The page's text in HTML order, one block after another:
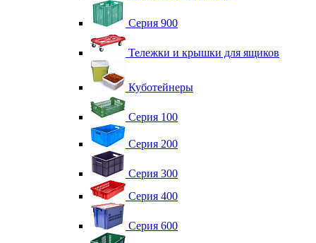
Серия 900
Тележки и крышки для ящиков
Куботейнеры
Серия 100
Серия 200
Серия 300
Серия 400
Серия 600